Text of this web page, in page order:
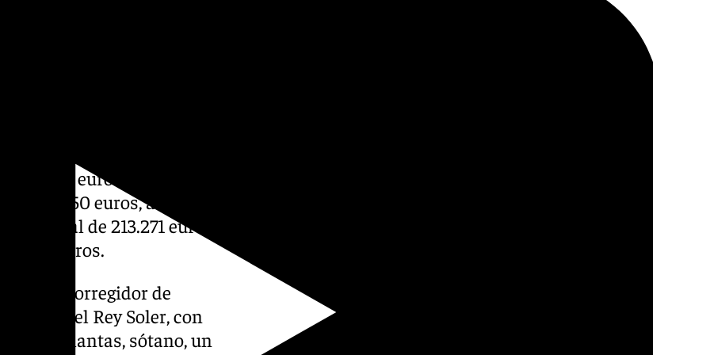
además de afrontar los
euros; mejora de
124.950 euros, a las que
inicial de 213.271 euros y
euros.
primer corregidor de
del Rey Soler, con
de dos plantas, sótano, un